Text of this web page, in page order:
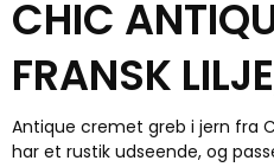
CHIC
FRANSK
Antique cremet greb i jern fra
har et rustik udseende, og